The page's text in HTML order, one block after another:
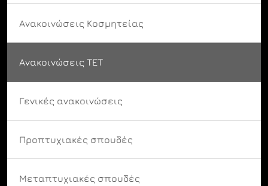
Ανακοινώσεις Κοσμητείας
Ανακοινώσεις ΤΕΤ
Γενικές ανακοινώσεις
Προπτυχιακές σπουδές
Μεταπτυχιακές σπουδές